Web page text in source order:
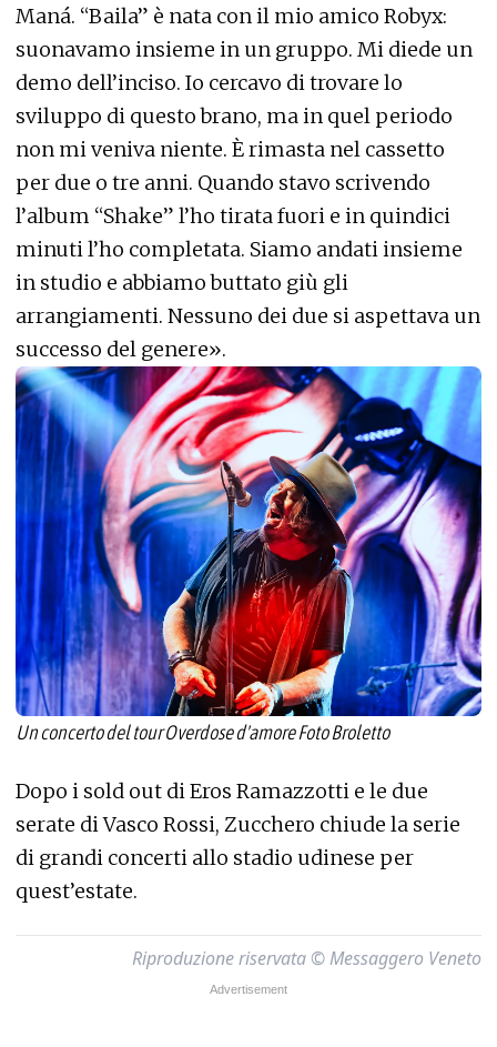
Maná. “Baila” è nata con il mio amico Robyx:
suonavamo insieme in un gruppo. Mi diede un
demo dell’inciso. Io cercavo di trovare lo
sviluppo di questo brano, ma in quel periodo
non mi veniva niente. È rimasta nel cassetto
per due o tre anni. Quando stavo scrivendo
l’album “Shake” l’ho tirata fuori e in quindici
minuti l’ho completata. Siamo andati insieme
in studio e abbiamo buttato giù gli
arrangiamenti. Nessuno dei due si aspettava un
successo del genere».
Un concerto del tour Overdose d'amore Foto Broletto
Dopo i sold out di Eros Ramazzotti e le due
serate di Vasco Rossi, Zucchero chiude la serie
di grandi concerti allo stadio udinese per
quest’estate.
Riproduzione riservata © Messaggero Veneto